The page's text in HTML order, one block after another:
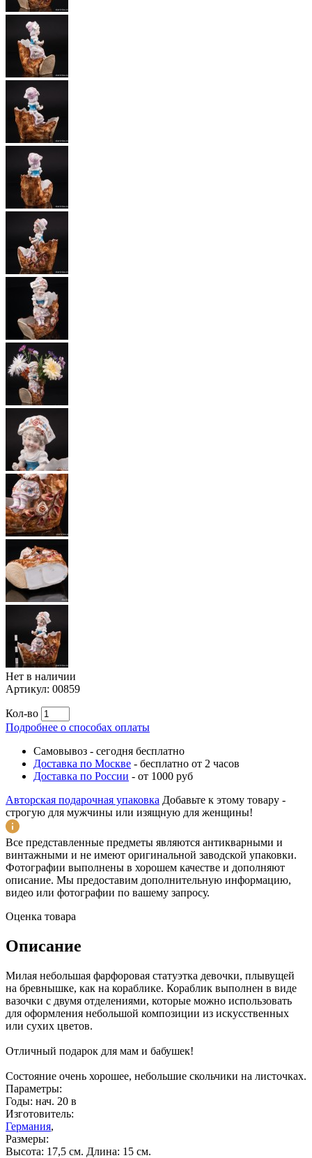
Нет в наличии
Артикул: 00859
Кол-во
Подробнее о способах оплаты
Самовывоз - сегодня бесплатно
Доставка по Москве - бесплатно от 2 часов
Доставка по России - от 1000 руб
Авторская подарочная упаковка Добавьте к этому товару -
строгую для мужчины или изящную для женщины!
Все представленные предметы являются антикварными и
винтажными и не имеют оригинальной заводской упаковки.
Фотографии выполнены в хорошем качестве и дополняют
описание. Мы предоставим дополнительную информацию,
видео или фотографии по вашему запросу.
Оценка товара
Описание
Милая небольшая фарфоровая статуэтка девочки, плывущей
на бревнышке, как на кораблике. Кораблик выполнен в виде
вазочки с двумя отделениями, которые можно использовать
для оформления небольшой композиции из искусственных
или сухих цветов.
Отличный подарок для мам и бабушек!
Состояние очень хорошее, небольшие скольчики на листочках.
Параметры:
Годы: нач. 20 в
Изготовитель:
Германия,
Размеры:
Высота: 17,5 см. Длина: 15 см.